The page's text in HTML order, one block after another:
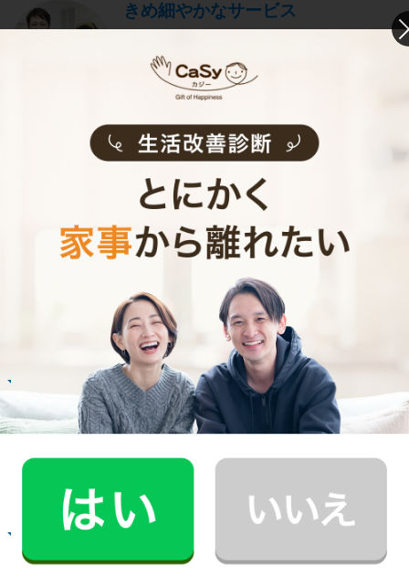
きめ細やかなサービス
ービスを実施。お客様のご要望に沿ったきめ細
やかなサービスで、健やかな生活をサポートし
お掃除代行のサービス内容
お掃除代行のサービス料金
ご利用者インタビュー
Customer Interview
N.U.さん
20代 女性 1人暮らし
掃除をしてもらうようになって、自分も片付け
お掃除
30代 共働き 子育て中